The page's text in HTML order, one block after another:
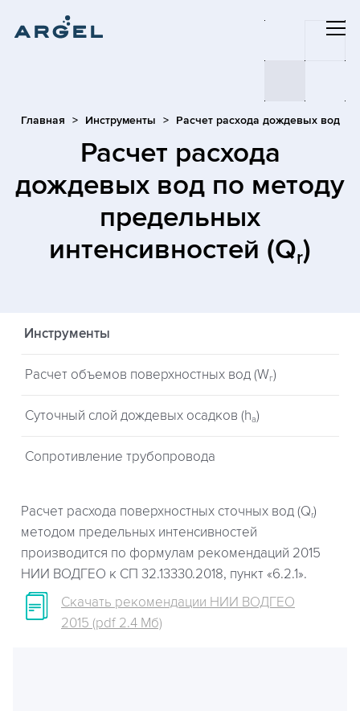
Главная Инструменты Расчет расхода дождевых вод
Расчет расхода
дождевых вод по методу
предельных
интенсивностей (Qr)
Инструменты
Расчет объемов поверхностных вод (Wг)
Суточный слой дождевых осадков (ha)
Сопротивление трубопровода
Расчет расхода поверхностных сточных вод (Qr)
методом предельных интенсивностей
производится по формулам рекомендаций 2015
НИИ ВОДГЕО к СП 32.13330.2018, пункт «6.2.1».
Скачать рекомендации НИИ ВОДГЕО
2015 (pdf 2.4 Мб)